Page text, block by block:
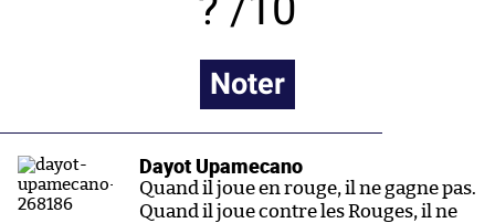
Noter
Dayot Upamecano
Quand il joue en rouge, il ne gagne pas.
Quand il joue contre les Rouges, il ne